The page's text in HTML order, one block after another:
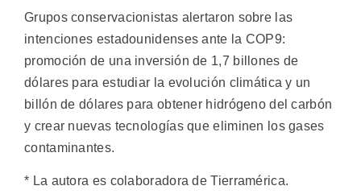
Grupos conservacionistas alertaron sobre las
intenciones estadounidenses ante la COP9:
promoción de una inversión de 1,7 billones de
dólares para estudiar la evolución climática y un
billón de dólares para obtener hidrógeno del carbón
y crear nuevas tecnologías que eliminen los gases
contaminantes.
* La autora es colaboradora de Tierramérica.